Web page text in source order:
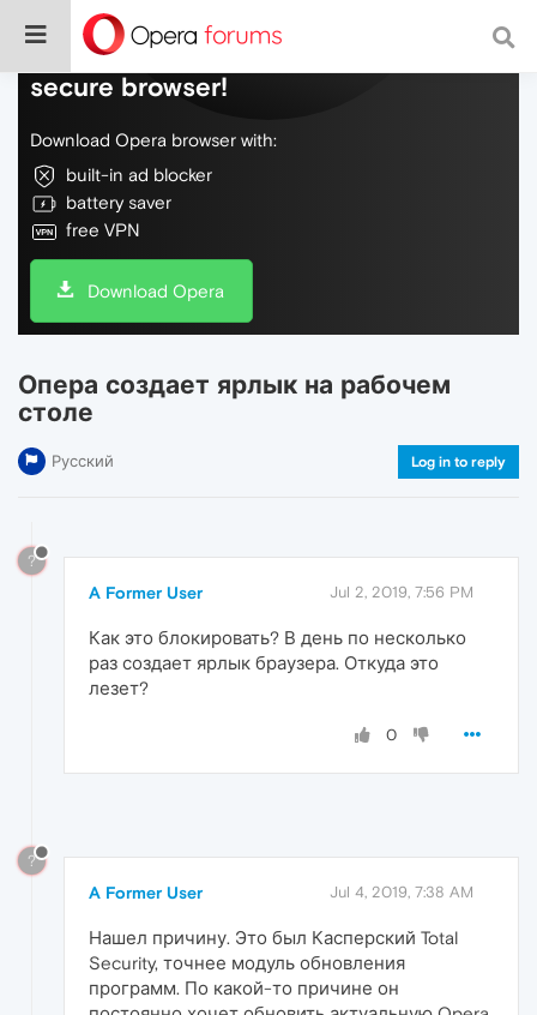
Do more on the web, with a fast and
secure browser!
Download Opera browser with:
built-in ad blocker
battery saver
free VPN
Download Opera
Опера создает ярлык на рабочем
столе
Русский Log in to reply
?
A Former User Jul 2, 2019, 7:56 PM
Как это блокировать? В день по несколько
раз создает ярлык браузера. Откуда это
лезет?
0
?
A Former User Jul 4, 2019, 7:38 AM
Нашел причину. Это был Касперский Total
Security, точнее модуль обновления
программ. По какой-то причине он